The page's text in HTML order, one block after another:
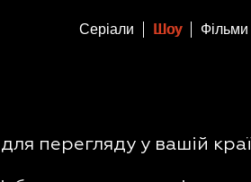
Серіали Шоу Фільми